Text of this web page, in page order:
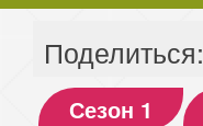
Поделиться:
Сезон 1